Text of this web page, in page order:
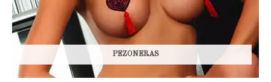
PEZONERAS